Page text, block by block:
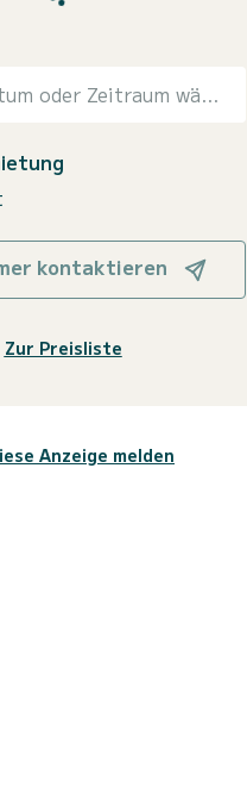
Ein Datum oder Zeitraum wählen
kontaktieren
Zur Preisliste
Anzeige melden